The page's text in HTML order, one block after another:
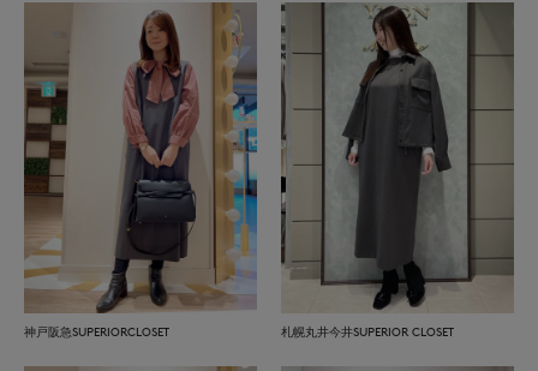
神戸阪急SUPERIORCLOSET 札幌丸井今井SUPERIOR CLOSET